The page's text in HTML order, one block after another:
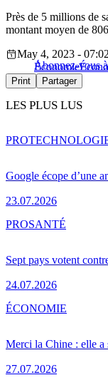
Près de 5 millions de
montant moyen de
Abonnez-vous
May 4, 2023 - 07:02
Économie
Print Partager
LES PLUS LUS
Google écope d’une
23.07.2026
PRO
Sept pays votent
24.07.2026
PROSANTÉ
Merci la Chine : elle a
27.07.2026
ÉCONOMIE